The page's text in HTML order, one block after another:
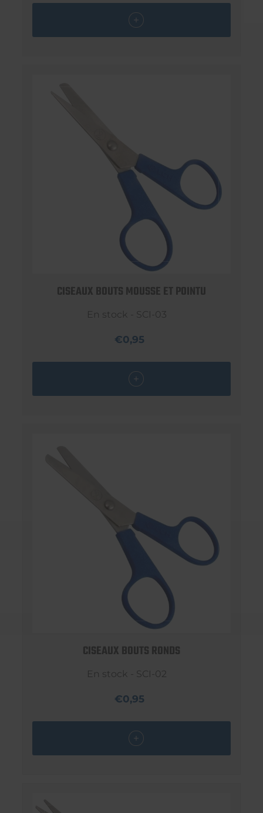
CISEAUX BOUTS MOUSSE ET POINTU
En stock - SCI-03
€0,95
CISEAUX BOUTS RONDS
En stock - SCI-02
€0,95